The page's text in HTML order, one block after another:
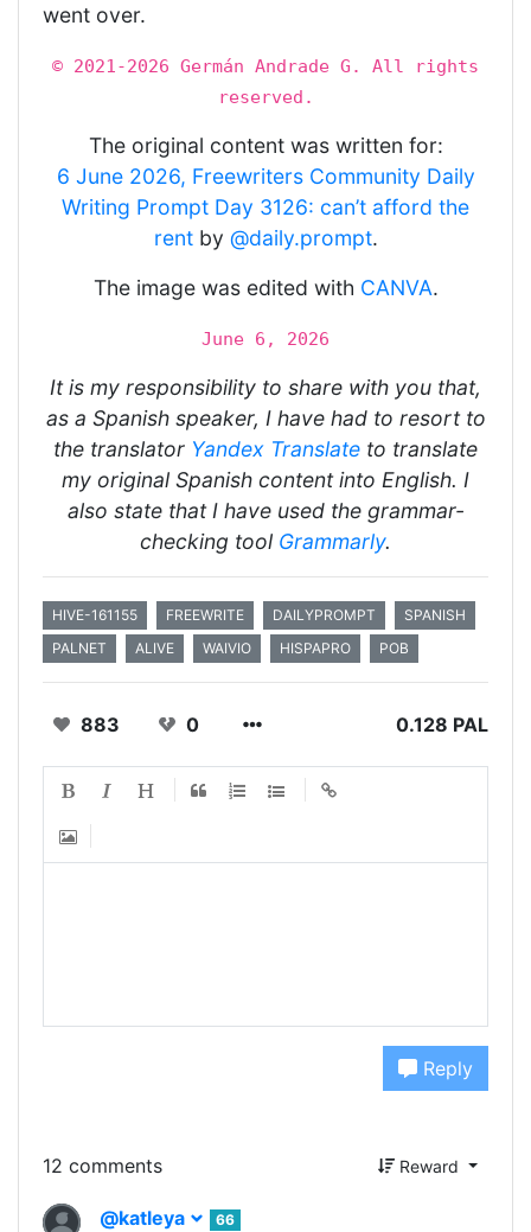
went over.
© 2021-2026 Germán Andrade G. All rights
reserved.
The original content was written for:
6 June 2026, Freewriters Community Daily
Writing Prompt Day 3126: can’t afford the
rentby @daily.prompt.
The image was edited with CANVA.
June 6, 2026
It is my responsibility to share with you that,
as a Spanish speaker, I have had to resort to
the translator Yandex Translate to translate
my original Spanish content into English. I
also state that I have used the grammar-
checking tool Grammarly.
HIVE-161155 FREEWRITE DAILYPROMPT
SPANISH
PALNET
ALIVE WAIVIO HISPAPRO POB
883 0 0.128 PAL
Reply
12 comments Reward
@katleya
66